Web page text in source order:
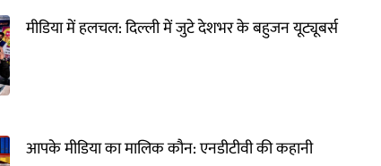
मीडिया में हलचल: दिल्ली में जुटे देशभर के बहुजन यूट्यूबर्स
आपके मीडिया का मालिक कौन: एनडीटीवी की कहानी